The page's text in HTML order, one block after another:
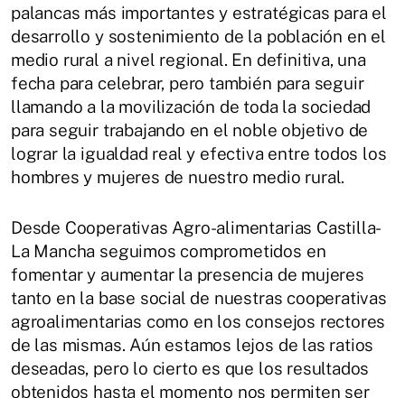
palancas más importantes y estratégicas para el
desarrollo y sostenimiento de la población en el
medio rural a nivel regional. En definitiva, una
fecha para celebrar, pero también para seguir
llamando a la movilización de toda la sociedad
para seguir trabajando en el noble objetivo de
lograr la igualdad real y efectiva entre todos los
hombres y mujeres de nuestro medio rural.
Desde Cooperativas Agro-alimentarias Castilla-
La Mancha seguimos comprometidos en
fomentar y aumentar la presencia de mujeres
tanto en la base social de nuestras cooperativas
agroalimentarias como en los consejos rectores
de las mismas. Aún estamos lejos de las ratios
deseadas, pero lo cierto es que los resultados
obtenidos hasta el momento nos permiten ser